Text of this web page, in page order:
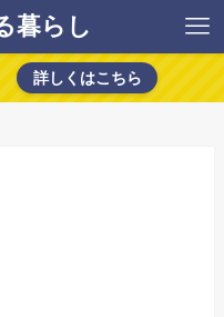
暮らし
詳しくはこちら